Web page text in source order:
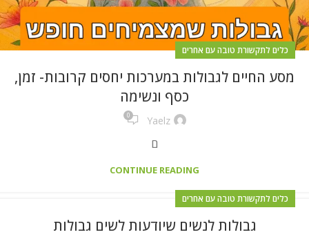
כלים לתקשורת טובה עם אחרים
מסע החיים לגבולות במערכות יחסים קרובות- זמן,
כסף ונשימה
Yaelz
0
ם
CONTINUE READING
כלים לתקשורת טובה עם אחרים
גבולות לנשים שיודעות לשים גבולות